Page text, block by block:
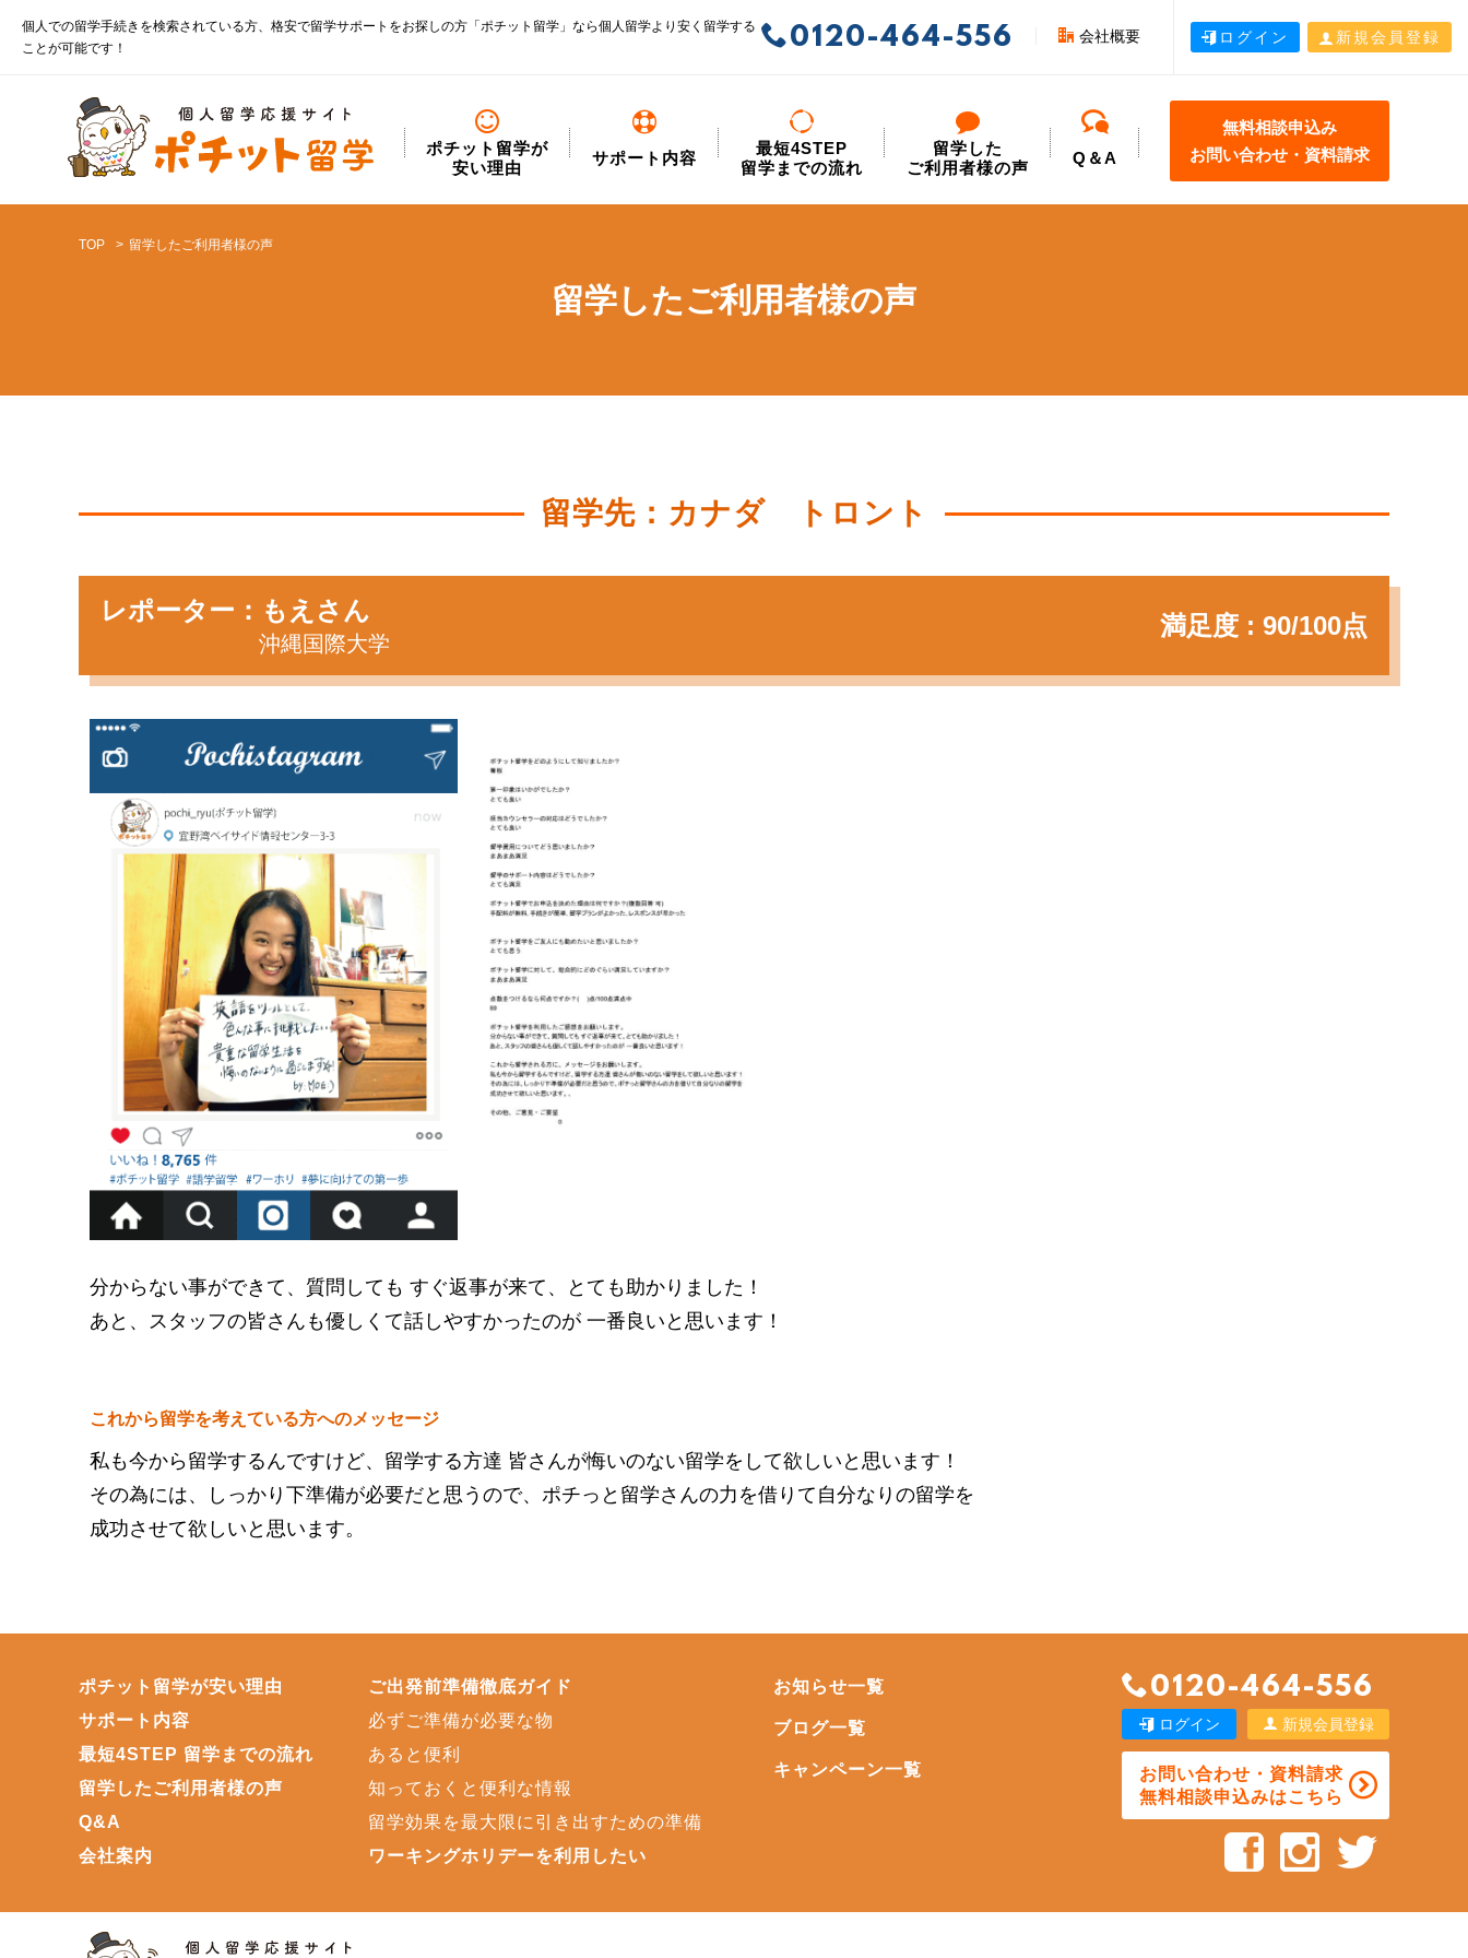
個人での留学手続きを検索されている方、格安で留学サポートをお探しの方「ポチット留学」なら個人留学より安く留学する
ことが可能です！
0120-464-556 会社概要 ログイン 新規会員登録
ポチット留学が
安い理由
サポート内容
最短4STEP
留学までの流れ
留学した
ご利用者様の声
Q＆A
無料相談申込み
お問い合わせ・資料請求
TOP 留学したご利用者様の声
留学したご利用者様の声
留学先：カナダ トロント
レポーター：もえさん
沖縄国際大学
満足度 : 90/100点
分からない事ができて、質問しても すぐ返事が来て、とても助かりました！
あと、スタッフの皆さんも優しくて話しやすかったのが 一番良いと思います！
これから留学を考えている方へのメッセージ
私も今から留学するんですけど、留学する方達 皆さんが悔いのない留学をして欲しいと思います！
その為には、しっかり下準備が必要だと思うので、ポチっと留学さんの力を借りて自分なりの留学を
成功させて欲しいと思います。
ポチット留学が安い理由
サポート内容
最短4STEP 留学までの流れ
留学したご利用者様の声
Q&A
会社案内
ご出発前準備徹底ガイド
必ずご準備が必要な物
あると便利
知っておくと便利な情報
留学効果を最大限に引き出すための準備
ワーキングホリデーを利用したい
お知らせ一覧
ブログ一覧
キャンペーン一覧
0120-464-556
ログイン 新規会員登録
お問い合わせ・資料請求
無料相談申込みはこちら